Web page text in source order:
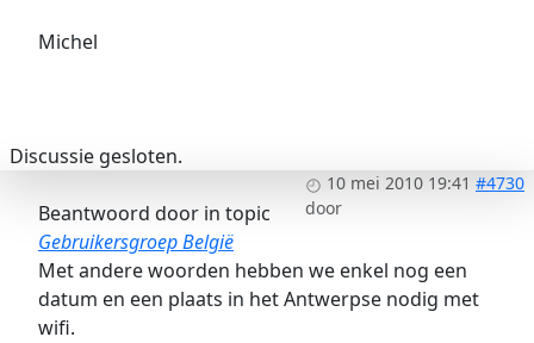
Michel
Discussie gesloten.
10 mei 2010 19:41 #4730
door
Beantwoord door in topic
Gebruikersgroep België
Met andere woorden hebben we enkel nog een
datum en een plaats in het Antwerpse nodig met
wifi.